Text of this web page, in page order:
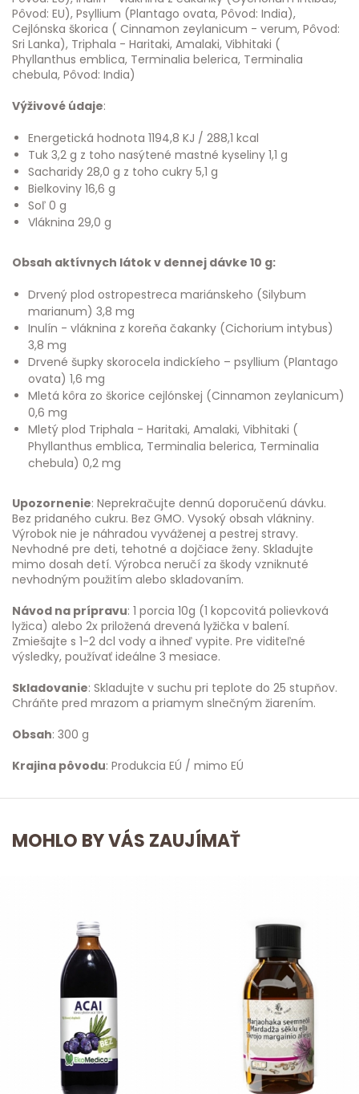
Pôvod: EU), Psyllium (Plantago ovata, Pôvod: India),
Cejlónska škorica ( Cinnamon zeylanicum - verum, Pôvod:
Sri Lanka), Triphala - Haritaki, Amalaki, Vibhitaki (
Phyllanthus emblica, Terminalia belerica, Terminalia
chebula, Pôvod: India)
Výživové údaje:
Energetická hodnota 1194,8 KJ / 288,1 kcal
Tuk 3,2 g z toho nasýtené mastné kyseliny 1,1 g
Sacharidy 28,0 g z toho cukry 5,1 g
Bielkoviny 16,6 g
Soľ 0 g
Vláknina 29,0 g
Obsah aktívnych látok v dennej dávke 10 g:
Drvený plod ostropestreca mariánskeho (Silybum
marianum) 3,8 mg
Inulín - vláknina z koreňa čakanky (Cichorium intybus)
3,8 mg
Drvené šupky skorocela indickíeho – psyllium (Plantago
ovata) 1,6 mg
Mletá kôra zo škorice cejlónskej (Cinnamon zeylanicum)
0,6 mg
Mletý plod Triphala - Haritaki, Amalaki, Vibhitaki (
Phyllanthus emblica, Terminalia belerica, Terminalia
chebula) 0,2 mg
Upozornenie: Neprekračujte dennú doporučenú dávku.
Bez pridaného cukru. Bez GMO. Vysoký obsah vlákniny.
Výrobok nie je náhradou vyváženej a pestrej stravy.
Nevhodné pre deti, tehotné a dojčiace ženy. Skladujte
mimo dosah detí. Výrobca neručí za škody vzniknuté
nevhodným použitím alebo skladovaním.
Návod na prípravu: 1 porcia 10g (1 kopcovitá polievková
lyžica) alebo 2x priložená drevená lyžička v balení.
Zmiešajte s 1-2 dcl vody a ihneď vypite. Pre viditeľné
výsledky, používať ideálne 3 mesiace.
Skladovanie: Skladujte v suchu pri teplote do 25 stupňov.
Chráňte pred mrazom a priamym slnečným žiarením.
Obsah: 300 g
Krajina pôvodu: Produkcia EÚ / mimo EÚ
MOHLO BY VÁS ZAUJÍMAŤ